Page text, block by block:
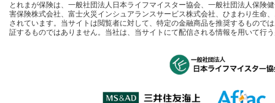
とれまが保険は、一般社団法人日本ライフマイスター協会、一般社団法人保
害保険株式会社、富士火災インシュアランスサービス株式会社、ひまわり生命
されています。当サイトは閲覧者に対して、特定の金融商品を推奨するもので
証するものではありません。当社は、当サイトにて配信される情報を用いて行